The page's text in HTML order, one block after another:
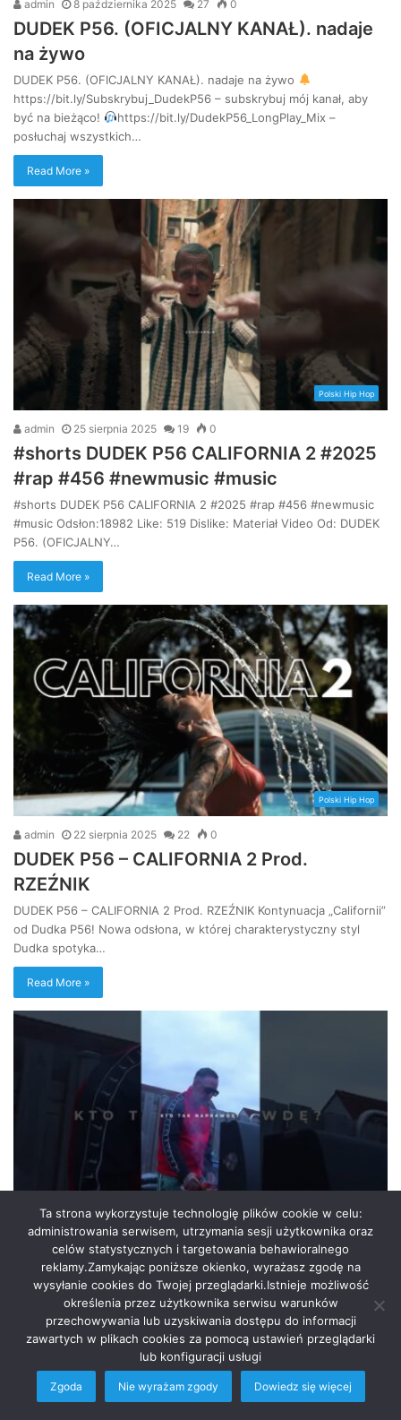
admin 8 października 2025 27 0
DUDEK P56. (OFICJALNY KANAŁ). nadaje
na żywo
DUDEK P56. (OFICJALNY KANAŁ). nadaje na żywo
https://bit.ly/Subskrybuj_DudekP56 – subskrybuj mój kanał, aby
być na bieżąco!
https://bit.ly/DudekP56_LongPlay_Mix –
posłuchaj wszystkich…
Read More »
Polski Hip Hop
admin 25 sierpnia 2025 19 0
#shorts DUDEK P56 CALIFORNIA 2 #2025
#rap #456 #newmusic #music
#shorts DUDEK P56 CALIFORNIA 2 #2025 #rap #456 #newmusic
#music Odsłon:18982 Like: 519 Dislike: Materiał Video Od: DUDEK
P56. (OFICJALNY…
Read More »
Polski Hip Hop
admin 22 sierpnia 2025 22 0
DUDEK P56 – CALIFORNIA 2 Prod.
RZEŹNIK
DUDEK P56 – CALIFORNIA 2 Prod. RZEŹNIK Kontynuacja „Californii”
od Dudka P56! Nowa odsłona, w której charakterystyczny styl
Dudka spotyka…
Read More »
admin 18 lipca 2025 16 0
#shorts #grill #blackship #czarnaowca
#dudekp56 #456 #ddk #p56 #2025
#shorts #grill #blackship #czarnaowca #dudekp56 #456 #ddk
#p56 #2025 Całość : https://youtu.be/6-kiqWR1Q-o?
si=YFUBgKk8xI3aHSn6 LIFEISCREATIVITY/DUDEKP56/PALMFILMS
Odsłon:29180 Like: 486 Dislike: Materiał Video Od:…
Read More »
Ta strona wykorzystuje technologię plików cookie w celu:
administrowania serwisem, utrzymania sesji użytkownika oraz
celów statystycznych i targetowania behawioralnego
reklamy.Zamykając poniższe okienko, wyrażasz zgodę na
wysyłanie cookies do Twojej przeglądarki.Istnieje możliwość
określenia przez użytkownika serwisu warunków
przechowywania lub uzyskiwania dostępu do informacji
zawartych w plikach cookies za pomocą ustawień przeglądarki
lub konfiguracji usługi
Zgoda Nie wyrażam zgody Dowiedz się więcej